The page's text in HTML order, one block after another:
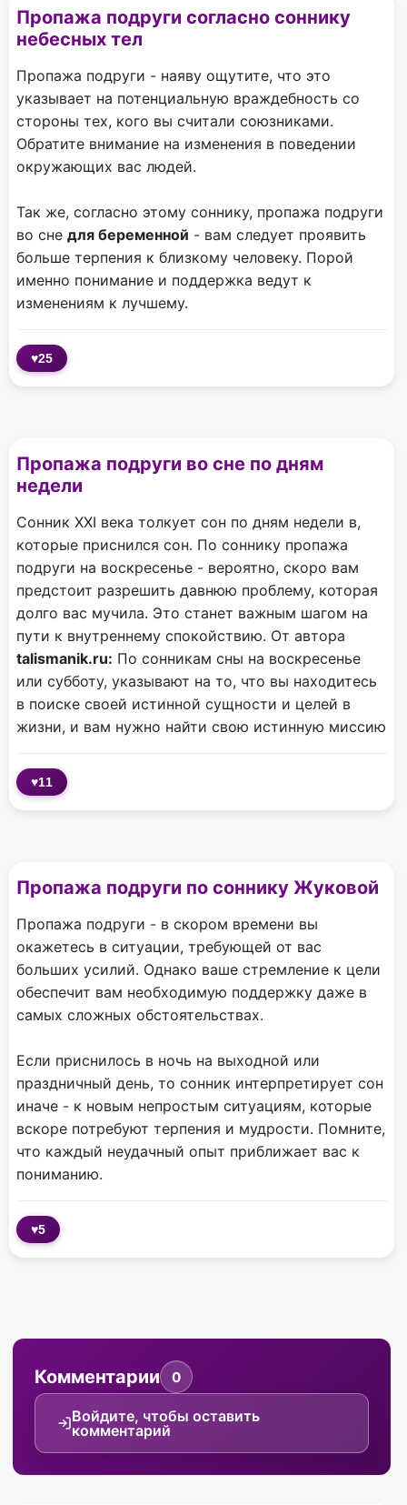
Пропажа подруги согласно соннику
небесных тел
Пропажа подруги - наяву ощутите, что это
указывает на потенциальную враждебность со
стороны тех, кого вы считали союзниками.
Обратите внимание на изменения в поведении
окружающих вас людей.
Так же, согласно этому соннику, пропажа подруги
во сне для беременной - вам следует проявить
больше терпения к близкому человеку. Порой
именно понимание и поддержка ведут к
изменениям к лучшему.
♥25
Пропажа подруги во сне по дням
недели
Сонник XXI века толкует сон по дням недели в,
которые приснился сон. По соннику пропажа
подруги на воскресенье - вероятно, скоро вам
предстоит разрешить давнюю проблему, которая
долго вас мучила. Это станет важным шагом на
пути к внутреннему спокойствию. От автора
talismanik.ru: По сонникам сны на воскресенье
или субботу, указывают на то, что вы находитесь
в поиске своей истинной сущности и целей в
жизни, и вам нужно найти свою истинную миссию
♥11
Пропажа подруги по соннику Жуковой
Пропажа подруги - в скором времени вы
окажетесь в ситуации, требующей от вас
больших усилий. Однако ваше стремление к цели
обеспечит вам необходимую поддержку даже в
самых сложных обстоятельствах.
Если приснилось в ночь на выходной или
праздничный день, то сонник интерпретирует сон
иначе - к новым непростым ситуациям, которые
вскоре потребуют терпения и мудрости. Помните,
что каждый неудачный опыт приближает вас к
пониманию.
♥5
Комментарии 0
Войдите, чтобы оставить
комментарий